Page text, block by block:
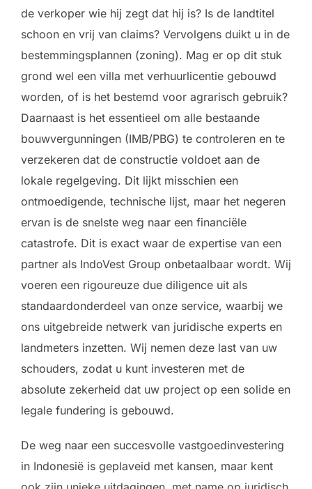
de verkoper wie hij zegt dat hij is? Is de landtitel
schoon en vrij van claims? Vervolgens duikt u in de
bestemmingsplannen (zoning). Mag er op dit stuk
grond wel een villa met verhuurlicentie gebouwd
worden, of is het bestemd voor agrarisch gebruik?
Daarnaast is het essentieel om alle bestaande
bouwvergunningen (IMB/PBG) te controleren en te
verzekeren dat de constructie voldoet aan de
lokale regelgeving. Dit lijkt misschien een
ontmoedigende, technische lijst, maar het negeren
ervan is de snelste weg naar een financiële
catastrofe. Dit is exact waar de expertise van een
partner als IndoVest Group onbetaalbaar wordt. Wij
voeren een rigoureuze due diligence uit als
standaardonderdeel van onze service, waarbij we
ons uitgebreide netwerk van juridische experts en
landmeters inzetten. Wij nemen deze last van uw
schouders, zodat u kunt investeren met de
absolute zekerheid dat uw project op een solide en
legale fundering is gebouwd.
De weg naar een succesvolle vastgoedinvestering
in Indonesië is geplaveid met kansen, maar kent